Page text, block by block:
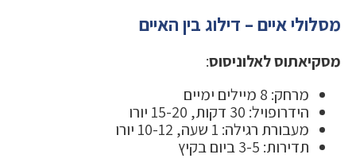
מסלולי איים – דילוג בין האיים
מסקיאתוס לאלוניסוס:
מרחק: 8 מיילים ימיים
הידרופויל: 30 דקות, 15-20 יורו
מעבורת רגילה: 1 שעה, 10-12 יורו
תדירות: 3-5 ביום בקיץ